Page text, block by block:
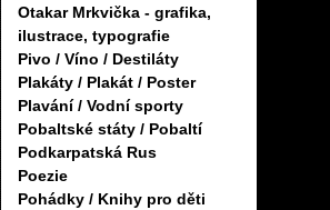
Otakar Mrkvička - grafika,
ilustrace, typografie
Pivo / Víno / Destiláty
Plakáty / Plakát / Poster
Plavání / Vodní sporty
Pobaltské státy / Pobaltí
Podkarpatská Rus
Poezie
Pohádky / Knihy pro děti